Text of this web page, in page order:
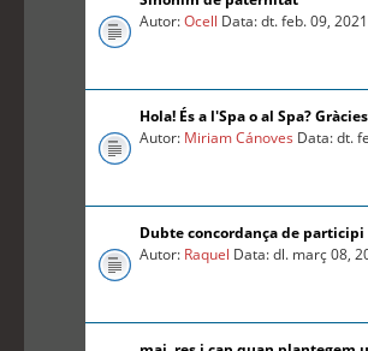
Autor:Ocell Data: dt. feb. 09,
Hola! És a l'Spa o al Spa?
Autor: Miriam Cánoves Data: dt.
Dubte concordança de participi
Autor: Raquel Data: dl. març 08,